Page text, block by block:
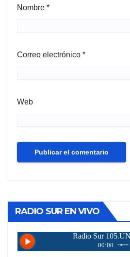
Nombre *
Correo electrónico *
Web
RADIO SUR EN VIVO